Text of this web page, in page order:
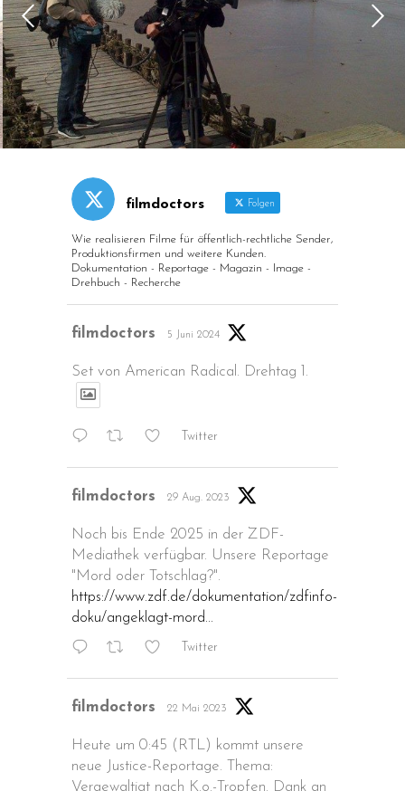
filmdoctors Folgen
Wie realisieren Filme für öffentlich-rechtliche Sender,
Produktionsfirmen und weitere Kunden.
Dokumentation - Reportage - Magazin - Image -
Drehbuch - Recherche
Avatarfilmdoctors 5 Juni 2024
Set von American Radical. Drehtag 1.
Twitter
Avatarfilmdoctors 29 Aug. 2023
Noch bis Ende 2025 in der ZDF-
Mediathek verfügbar. Unsere Reportage
"Mord oder Totschlag?".
https://www.zdf.de/dokumentation/zdfinfo-
doku/angeklagt-mord...
Twitter
Avatarfilmdoctors 22 Mai 2023
Heute um 0:45 (RTL) kommt unsere
neue Justice-Reportage. Thema:
Vergewaltigt nach K.o.-Tropfen. Dank an